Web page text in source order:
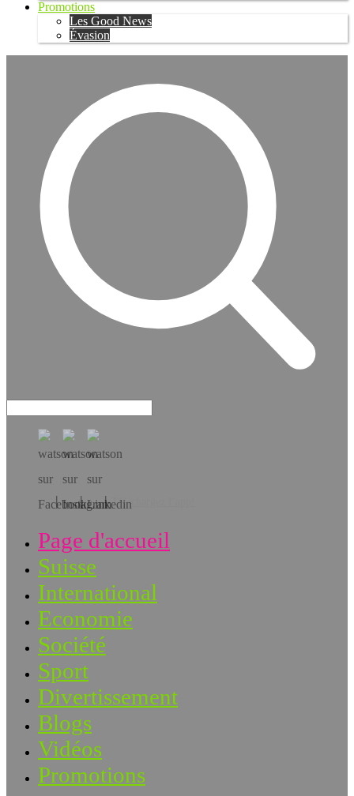
Promotions
Les Good News
Évasion
Téléchargez l’app!
Page d'accueil
Suisse
International
Economie
Société
Sport
Divertissement
Blogs
Vidéos
Promotions